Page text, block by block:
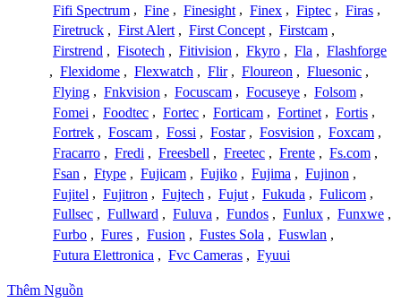
Fifi Spectrum , Fine , Finesight , Finex , Fiptec , Firas ,
Firetruck , First Alert , First Concept , Firstcam ,
Firstrend , Fisotech , Fitivision , Fkyro , Fla , Flashforge
, Flexidome , Flexwatch , Flir , Floureon , Fluesonic ,
Flying , Fnkvision , Focuscam , Focuseye , Folsom ,
Fomei , Foodtec , Fortec , Forticam , Fortinet , Fortis ,
Fortrek , Foscam , Fossi , Fostar , Fosvision , Foxcam ,
Fracarro , Fredi , Freesbell , Freetec , Frente , Fs.com ,
Fsan , Ftype , Fujicam , Fujiko , Fujima , Fujinon ,
Fujitel , Fujitron , Fujtech , Fujut , Fukuda , Fulicom ,
Fullsec , Fullward , Fuluva , Fundos , Funlux , Funxwe ,
Furbo , Fures , Fusion , Fustes Sola , Fuswlan ,
Futura Elettronica , Fvc Cameras , Fyuui
Thêm Nguồn